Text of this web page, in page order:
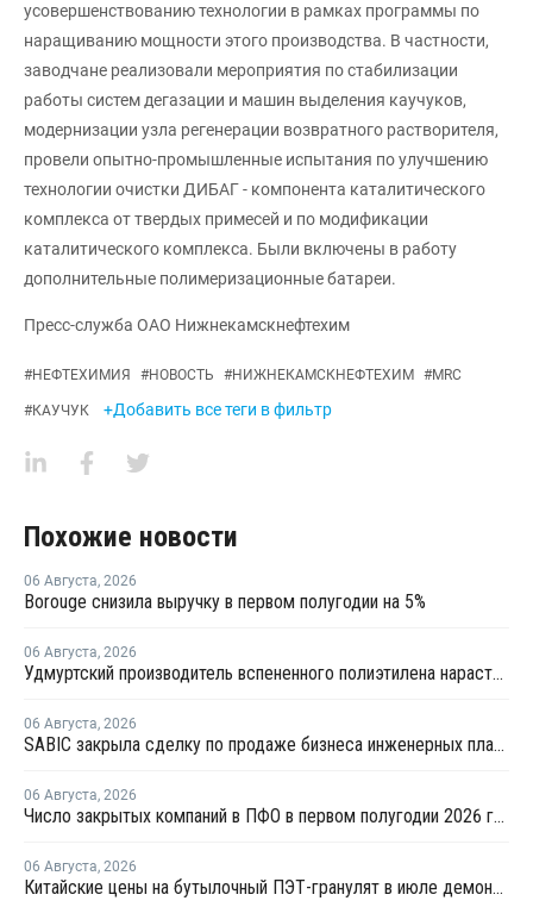
усовершенствованию технологии в рамках программы по
наращиванию мощности этого производства. В частности,
заводчане реализовали мероприятия по стабилизации
работы систем дегазации и машин выделения каучуков,
модернизации узла регенерации возвратного растворителя,
провели опытно-промышленные испытания по улучшению
технологии очистки ДИБАГ - компонента каталитического
комплекса от твердых примесей и по модификации
каталитического комплекса. Были включены в работу
дополнительные полимеризационные батареи.
Пресс-служба ОАО Нижнекамскнефтехим
#НЕФТЕХИМИЯ #НОВОСТЬ #НИЖНЕКАМСКНЕФТЕХИМ #MRC
#КАУЧУК +Добавить все теги в фильтр
Похожие новости
06 Августа, 2026
Borouge снизила выручку в первом полугодии на 5%
06 Августа, 2026
Удмуртский производитель вспененного полиэтилена нарастит выпуск на 15%
06 Августа, 2026
SABIC закрыла сделку по продаже бизнеса инженерных пластиков компании Mutares за USD450 млн
06 Августа, 2026
Число закрытых компаний в ПФО в первом полугодии 2026 года вдвое превысило число новых
06 Августа, 2026
Китайские цены на бутылочный ПЭТ-гранулят в июле демонстрировали сильную волатильность